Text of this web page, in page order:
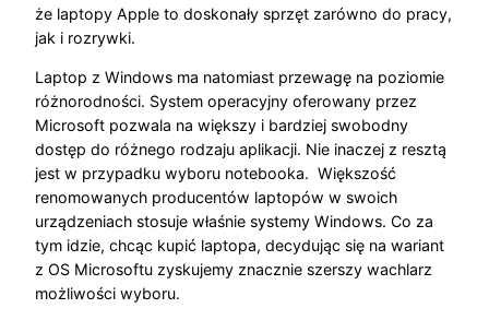
że laptopy Apple to doskonały sprzęt zarówno do pracy,
jak i rozrywki.
Laptop z Windows ma natomiast przewagę na poziomie
różnorodności. System operacyjny oferowany przez
Microsoft pozwala na większy i bardziej swobodny
dostęp do różnego rodzaju aplikacji. Nie inaczej z resztą
jest w przypadku wyboru notebooka. Większość
renomowanych producentów laptopów w swoich
urządzeniach stosuje właśnie systemy Windows. Co za
tym idzie, chcąc kupić laptopa, decydując się na wariant
z OS Microsoftu zyskujemy znacznie szerszy wachlarz
możliwości wyboru.